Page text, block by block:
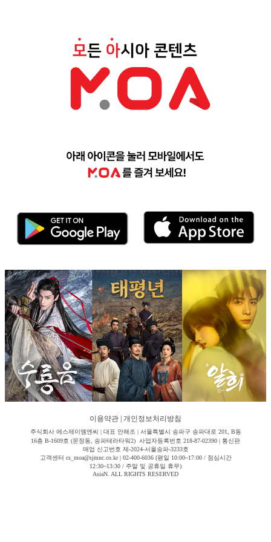
이용약관 개인정보처리방침
주식회사 에스제이엠엔씨 | 대표 안해조 | 서울특별시 송파구 송파대로 201, B동
16층 B-1609호 (문정동, 송파테라타워2) 사업자등록번호 218-87-02390 | 통신판
매업 신고번호 제-2024-서울송파-3233호
고객센터 cs_moa@sjmnc.co.kr | 02-400-6036 (평일 10:00~17:00 / 점심시간
12:30~13:30 / 주말 및 공휴일 휴무)
AsiaN. ALL RIGHTS RESERVED